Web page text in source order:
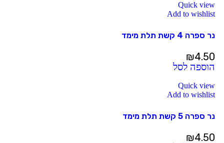
Quick view
Add to wishlist
נר ספרה 4 קשת תלת מימד
₪4.50
הוספה לסל
Quick view
Add to wishlist
נר ספרה 5 קשת תלת מימד
₪4.50